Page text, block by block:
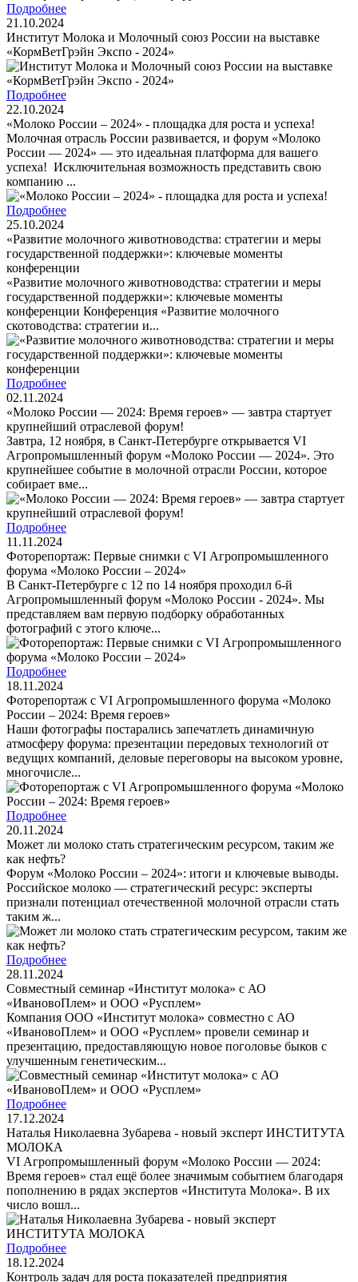
Подробнее
21.10.2024
Институт Молока и Молочный союз России на выставке
«КормВетГрэйн Экспо - 2024»
Подробнее
22.10.2024
«Молоко России – 2024» - площадка для роста и успеха!
Молочная отрасль России развивается, и форум «Молоко
России — 2024» — это идеальная платформа для вашего
успеха! Исключительная возможность представить свою
компанию ...
Подробнее
25.10.2024
«Развитие молочного животноводства: стратегии и меры
государственной поддержки»: ключевые моменты
конференции
«Развитие молочного животноводства: стратегии и меры
государственной поддержки»: ключевые моменты
конференции Конференция «Развитие молочного
скотоводства: стратегии и...
Подробнее
02.11.2024
«Молоко России — 2024: Время героев» — завтра стартует
крупнейший отраслевой форум!
Завтра, 12 ноября, в Санкт-Петербурге открывается VI
Агропромышленный форум «Молоко России — 2024». Это
крупнейшее событие в молочной отрасли России, которое
собирает вме...
Подробнее
11.11.2024
Фоторепортаж: Первые снимки с VI Агропромышленного
форума «Молоко России – 2024»
В Санкт-Петербурге с 12 по 14 ноября проходил 6-й
Агропромышленный форум «Молоко России - 2024». Мы
представляем вам первую подборку обработанных
фотографий с этого ключе...
Подробнее
18.11.2024
Фоторепортаж с VI Агропромышленного форума «Молоко
России – 2024: Время героев»
Наши фотографы постарались запечатлеть динамичную
атмосферу форума: презентации передовых технологий от
ведущих компаний, деловые переговоры на высоком уровне,
многочисле...
Подробнее
20.11.2024
Может ли молоко стать стратегическим ресурсом, таким же
как нефть?
Форум «Молоко России – 2024»: итоги и ключевые выводы.
Российское молоко — стратегический ресурс: эксперты
признали потенциал отечественной молочной отрасли стать
таким ж...
Подробнее
28.11.2024
Совместный семинар «Институт молока» с АО
«ИвановоПлем» и ООО «Русплем»
Компания ООО «Институт молока» совместно с АО
«ИвановоПлем» и ООО «Русплем» провели семинар и
презентацию, предоставляющую новое поголовье быков с
улучшенным генетическим...
Подробнее
17.12.2024
Наталья Николаевна Зубарева - новый эксперт ИНСТИТУТА
МОЛОКА
VI Агропромышленный форум «Молоко России — 2024:
Время героев» стал ещё более значимым событием благодаря
пополнению в рядах экспертов «Института Молока». В их
число вошл...
Подробнее
18.12.2024
Контроль задач для роста показателей предприятия